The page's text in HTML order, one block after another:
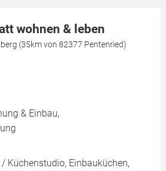
wohnen & leben
(35km von 82377 Pentenried)
& Einbau,
Küchenstudio, Einbauküchen,